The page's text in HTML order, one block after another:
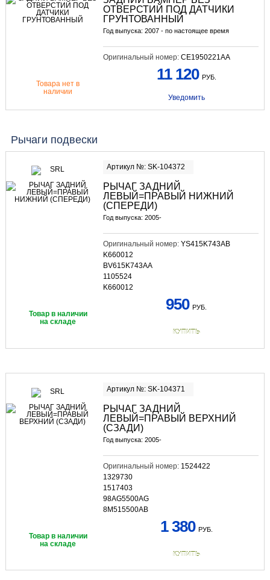
ОТВЕРСТИЙ ПОД ДАТЧИКИ
ГРУНТОВАННЫЙ
Год выпуска: 2007 - по настоящее время
Оригинальный номер: CE1950221AA
Товара нет в
наличии
11 120 РУБ.
Уведомить
Рычаги подвески
Артикул №: SK-104372
РЫЧАГ ЗАДНИЙ
ЛЕВЫЙ=ПРАВЫЙ НИЖНИЙ
(СПЕРЕДИ)
Год выпуска: 2005-
Оригинальный номер: YS415K743AB
K660012
BV615K743AA
1105524
K660012
Товар в наличии
на складе
950 РУБ.
КУПИТЬ
Артикул №: SK-104371
РЫЧАГ ЗАДНИЙ
ЛЕВЫЙ=ПРАВЫЙ ВЕРХНИЙ
(СЗАДИ)
Год выпуска: 2005-
Оригинальный номер: 1524422
1329730
1517403
98AG5500AG
8M515500AB
Товар в наличии
на складе
1 380 РУБ.
КУПИТЬ